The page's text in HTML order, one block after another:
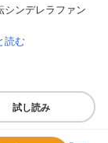
ンデレラファン
読む
試し読み